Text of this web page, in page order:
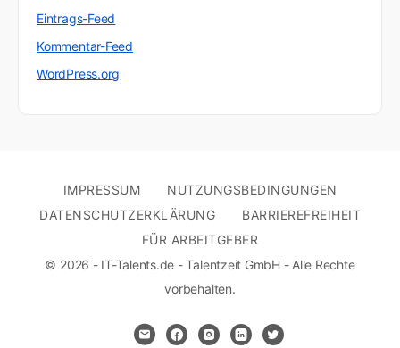
Eintrags-Feed
Kommentar-Feed
WordPress.org
IMPRESSUM
NUTZUNGSBEDINGUNGEN
DATENSCHUTZERKLÄRUNG
BARRIEREFREIHEIT
FÜR ARBEITGEBER
© 2026 - IT-Talents.de - Talentzeit GmbH - Alle Rechte
vorbehalten.